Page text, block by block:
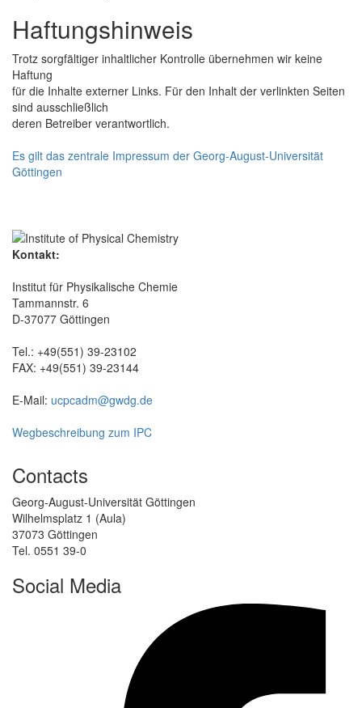
Haftungshinweis
Trotz sorgfältiger inhaltlicher Kontrolle übernehmen wir keine
Haftung
für die Inhalte externer Links. Für den Inhalt der verlinkten Seiten
sind ausschließlich
deren Betreiber verantwortlich.
Es gilt das zentrale Impressum der Georg-August-Universität
Göttingen
Kontakt:
Institut für Physikalische Chemie
Tammannstr. 6
D-37077 Göttingen
Tel.: +49(551) 39-23102
FAX: +49(551) 39-23144
E-Mail: ucpcadm@gwdg.de
Wegbeschreibung zum IPC
Contacts
Georg-August-Universität Göttingen
Wilhelmsplatz 1 (Aula)
37073 Göttingen
Tel. 0551 39-0
Social Media